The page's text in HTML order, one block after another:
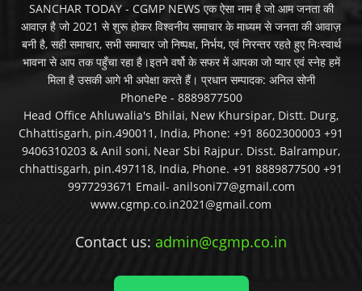
SANCHAR TODAY - CGMP NEWS एक ऐसा नाम है जो आम जनता की
आवाज़ है जो 2021 से शुरू होकर विश्वनीय समाचार के माध्यम से जनता की आवाज़
बनी है, सही समाचार, सभी समाचार जो निष्पक्ष, निर्भय, एवं निरन्तर रहते हुए निःस्वार्थ
भावना से आप तक पहुँचा रहा है।इतने वर्षो के सफर में आपका जो प्यार एवं स्नेह हमें
मिला है उसकी आगे भी अपेक्षा करते हैं। प्रधान सम्पादक: अनिल सोनी
PhonePe - 8889877500
Head Office Ahluwalia's Bhilai, New Khursipar, Distt. Durg,
Chhattisgarh, pin.490011, India, Phone: +91 8602300003 +91
9406310203 & Anil soni, Near Sbi Rajpur. Disst. Balrampur,
chhattisgarh, pin.497118, India, Phone. +91 8889877500 +91
9977293671 Email- anilsoni77@gmail.com
www.cgmp.co.in2021@gmail.com
Contact us: admin@cgmp.co.in